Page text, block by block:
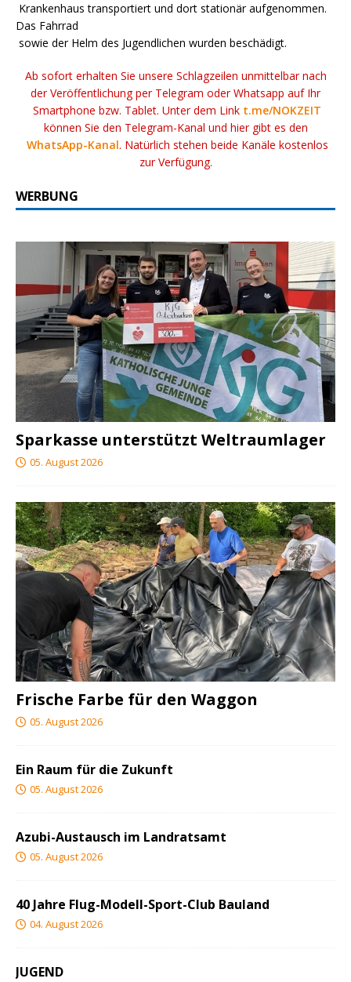
Krankenhaus transportiert und dort stationär aufgenommen.
Das Fahrrad
sowie der Helm des Jugendlichen wurden beschädigt.
Ab sofort erhalten Sie unsere Schlagzeilen unmittelbar nach
der Veröffentlichung per Telegram oder Whatsapp auf Ihr
Smartphone bzw. Tablet. Unter dem Link t.me/NOKZEIT
können Sie den Telegram-Kanal und hier gibt es den
WhatsApp-Kanal. Natürlich stehen beide Kanäle kostenlos
zur Verfügung.
WERBUNG
Sparkasse unterstützt Weltraumlager
05. August 2026
Frische Farbe für den Waggon
05. August 2026
Ein Raum für die Zukunft
05. August 2026
Azubi-Austausch im Landratsamt
05. August 2026
40 Jahre Flug-Modell-Sport-Club Bauland
04. August 2026
JUGEND